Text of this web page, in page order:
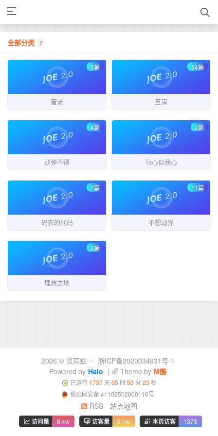
全部分类 7
9篇
音流
34篇
茧房
4篇
动弹不得
2篇
Ta心似我心
7篇
码农的代码
11篇
不想动弹
8篇
理想之地
2026 © 贯耳症 - 浙ICP备2020034931号-1
Powered by Halo | 🌈 Theme by M酷
已运行 1737天05 时53 分 23 秒
豫公网安备 41102502000116号
RSS 站点地图
访问量 8.4w 访客量 6.1w 本页访客 1373